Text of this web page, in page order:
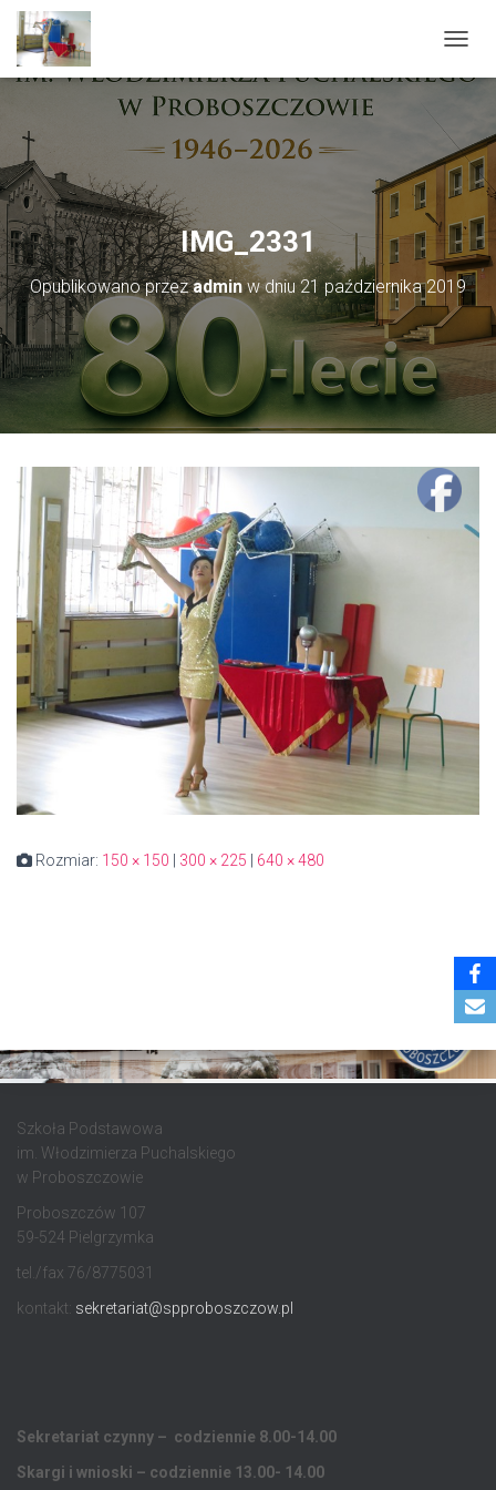
IMG_2331
Opublikowano przezadminw dniu21 października 2019
Rozmiar: 150 × 150 | 300 × 225 | 640 × 480
Szkoła Podstawowa
im. Włodzimierza Puchalskiego
w Proboszczowie
Proboszczów 107
59-524 Pielgrzymka
tel./fax 76/8775031
kontakt: sekretariat@spproboszczow.pl
Sekretariat czynny – codziennie 8.00-14.00
Skargi i wnioski – codziennie 13.00- 14.00